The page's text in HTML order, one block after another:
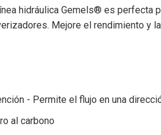
hidráulica Gemels® es perfecta
Mejore el rendimiento
- Permite el flujo en una
al carbono